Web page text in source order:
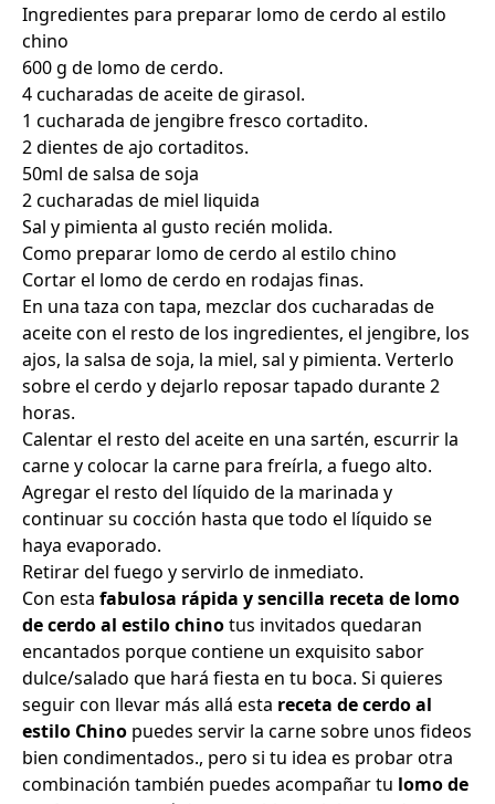
Ingredientes para preparar lomo de cerdo al estilo
chino
600 g de lomo de cerdo.
4 cucharadas de aceite de girasol.
1 cucharada de jengibre fresco cortadito.
2 dientes de ajo cortaditos.
50ml de salsa de soja
2 cucharadas de miel liquida
Sal y pimienta al gusto recién molida.
Como preparar lomo de cerdo al estilo chino
Cortar el lomo de cerdo en rodajas finas.
En una taza con tapa, mezclar dos cucharadas de
aceite con el resto de los ingredientes, el jengibre, los
ajos, la salsa de soja, la miel, sal y pimienta. Verterlo
sobre el cerdo y dejarlo reposar tapado durante 2
horas.
Calentar el resto del aceite en una sartén, escurrir la
carne y colocar la carne para freírla, a fuego alto.
Agregar el resto del líquido de la marinada y
continuar su cocción hasta que todo el líquido se
haya evaporado.
Retirar del fuego y servirlo de inmediato.
Con esta fabulosa rápida y sencilla receta de lomo
de cerdo al estilo chinotus invitados quedaran
encantados porque contiene un exquisito sabor
dulce/salado que hará fiesta en tu boca. Si quieres
seguir con llevar más allá esta receta de cerdo al
estilo Chino puedes servir la carne sobre unos fideos
bien condimentados., pero si tu idea es probar otra
combinación también puedes acompañar tu lomo de